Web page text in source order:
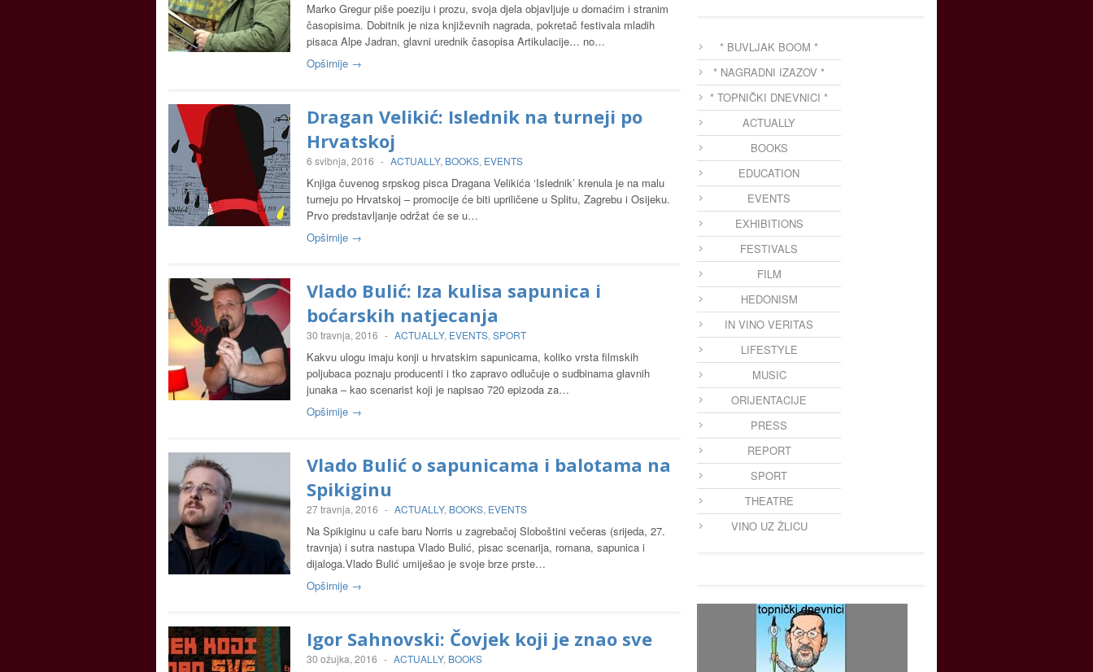
Marko Gregur piše poeziju i prozu, svoja djela objavljuje u domaćim i stranim
časopisima. Dobitnik je niza književnih nagrada, pokretač festivala mladih
pisaca Alpe Jadran, glavni urednik časopisa Artikulacije… no…
Opširnije →
Dragan Velikić: Islednik na turneji po
Hrvatskoj
6 svibnja, 2016 - ACTUALLY, BOOKS, EVENTS
Knjiga čuvenog srpskog pisca Dragana Velikića ‘Islednik’ krenula je na malu
turneju po Hrvatskoj – promocije će biti upriličene u Splitu, Zagrebu i Osijeku.
Prvo predstavljanje održat će se u…
Opširnije →
Vlado Bulić: Iza kulisa sapunica i
boćarskih natjecanja
30 travnja, 2016 - ACTUALLY, EVENTS, SPORT
Kakvu ulogu imaju konji u hrvatskim sapunicama, koliko vrsta filmskih
poljubaca poznaju producenti i tko zapravo odlučuje o sudbinama glavnih
junaka – kao scenarist koji je napisao 720 epizoda za…
Opširnije →
Vlado Bulić o sapunicama i balotama na
Spikiginu
27 travnja, 2016 - ACTUALLY, BOOKS, EVENTS
Na Spikiginu u cafe baru Norris u zagrebačoj Sloboštini večeras (srijeda, 27.
travnja) i sutra nastupa Vlado Bulić, pisac scenarija, romana, sapunica i
dijaloga.Vlado Bulić umiješao je svoje brze prste…
Opširnije →
Igor Sahnovski: Čovjek koji je znao sve
30 ožujka, 2016 - ACTUALLY, BOOKS
* BUVLJAK BOOM *
* NAGRADNI IZAZOV *
* TOPNIČKI DNEVNICI *
ACTUALLY
BOOKS
EDUCATION
EVENTS
EXHIBITIONS
FESTIVALS
FILM
HEDONISM
IN VINO VERITAS
LIFESTYLE
MUSIC
ORIJENTACIJE
PRESS
REPORT
SPORT
THEATRE
VINO UZ ŽLICU